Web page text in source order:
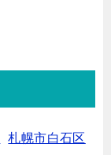
札幌市白石区